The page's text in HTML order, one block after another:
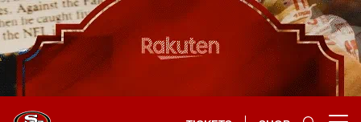
Skip
to
main
content